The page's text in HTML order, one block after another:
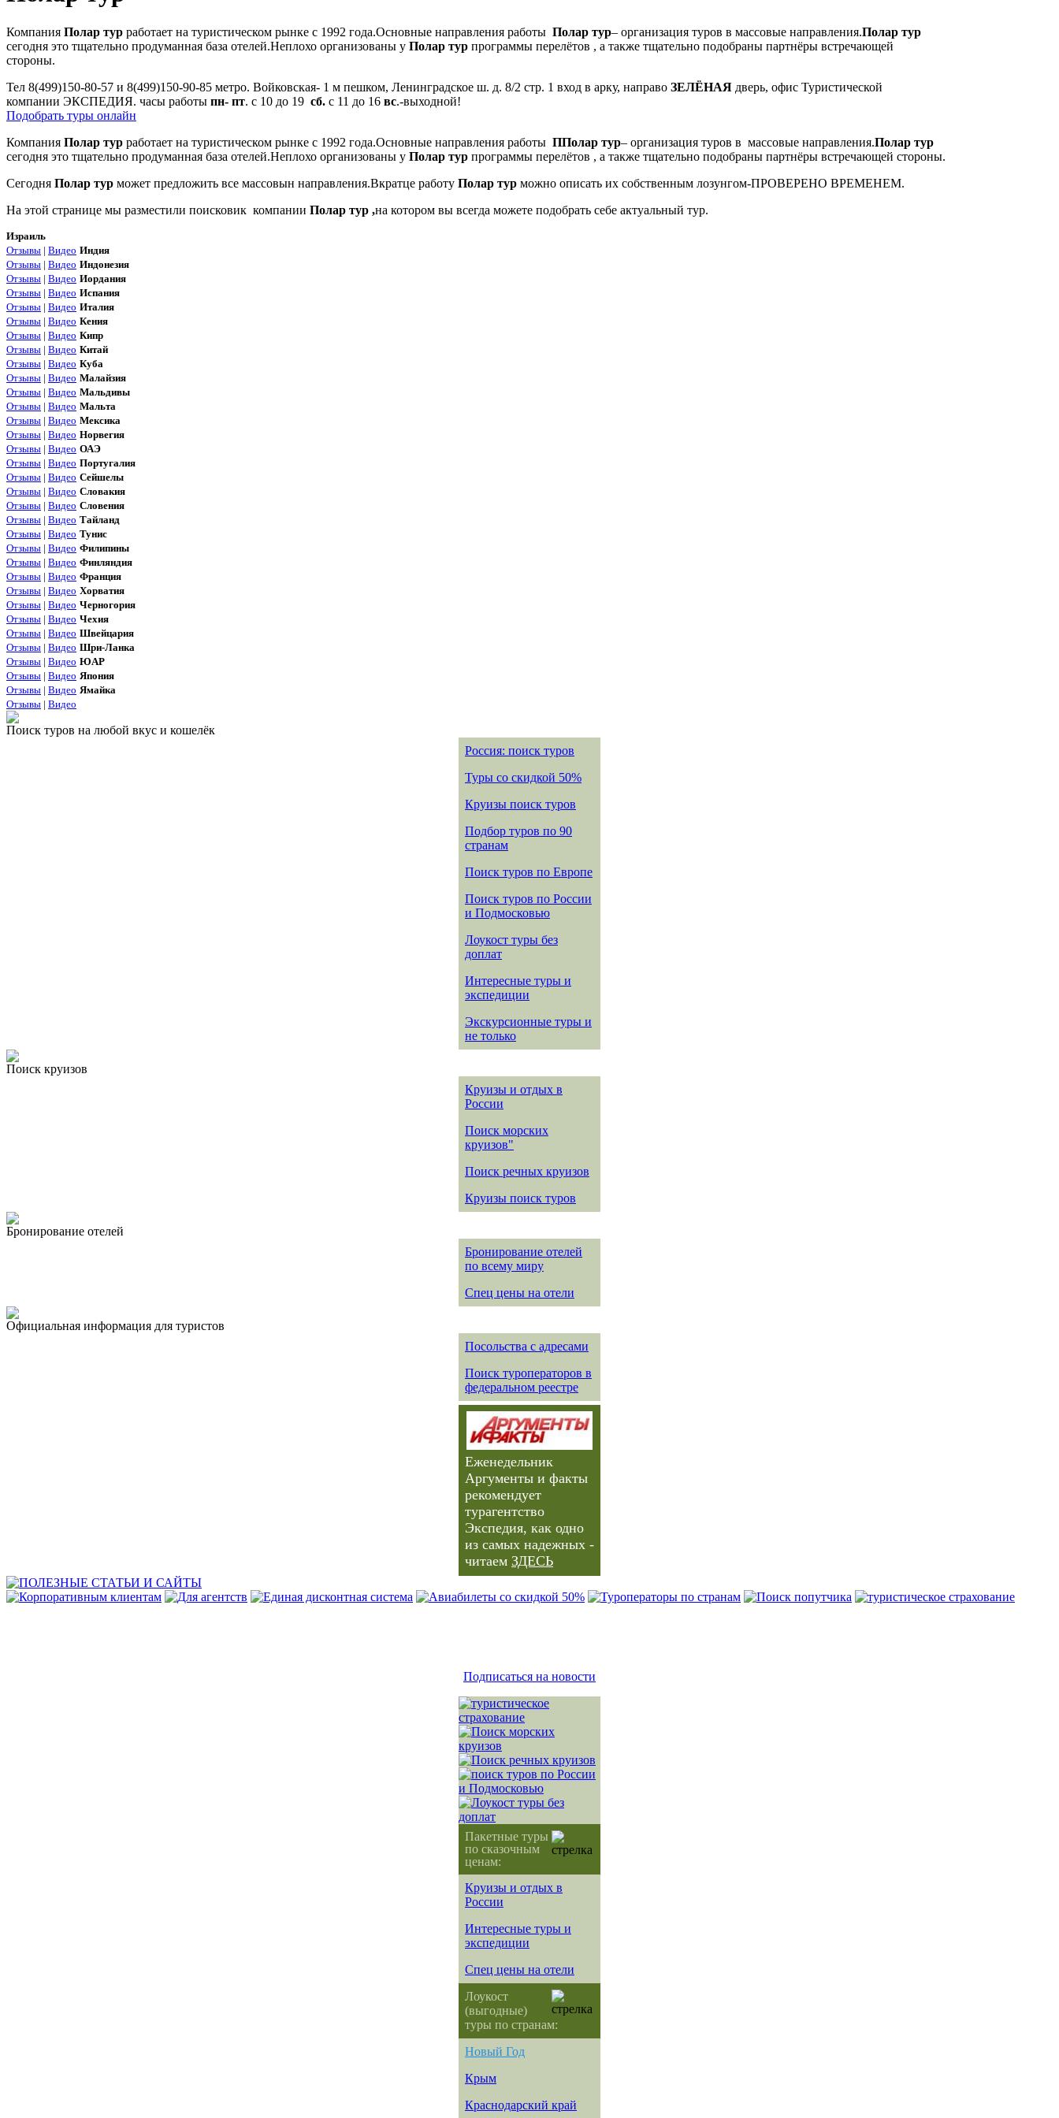
Компания Полар тур работает на туристическом рынке с 1992 года.Основные направления работы Полар тур– организация туров в массовые направления.Полар тур
сегодня это тщательно продуманная база отелей.Неплохо организованы у Полар тур программы перелётов , а также тщательно подобраны партнёры встречающей
стороны.
Тел 8(499)150-80-57 и 8(499)150-90-85 метро. Войковская- 1 м пешком, Ленинградское ш. д. 8/2 стр. 1 вход в арку, направо ЗЕЛЁНАЯ дверь, офис Туристической
компании ЭКСПЕДИЯ. часы работы пн- пт. с 10 до 19 сб. с 11 до 16 вс.-выходной!
Подобрать туры онлайн
Компания Полар тур работает на туристическом рынке с 1992 года.Основные направления работы ППолар тур– организация туров в массовые направления.Полар тур
сегодня это тщательно продуманная база отелей.Неплохо организованы у Полар тур программы перелётов , а также тщательно подобраны партнёры встречающей стороны.
Сегодня Полар тур может предложить все массовын направления.Вкратце работу Полар тур можно описать их собственным лозунгом-ПРОВЕРЕНО ВРЕМЕНЕМ.
На этой странице мы разместили поисковик компании Полар тур ,на котором вы всегда можете подобрать себе актуальный тур.
Израиль
Отзывы | Видео Индия
Отзывы | Видео Индонезия
Отзывы | Видео Иордания
Отзывы | Видео Испания
Отзывы | Видео Италия
Отзывы | Видео Кения
Отзывы | Видео Кипр
Отзывы | Видео Китай
Отзывы | Видео Куба
Отзывы | Видео Малайзия
Отзывы | Видео Мальдивы
Отзывы | Видео Мальта
Отзывы | Видео Мексика
Отзывы | Видео Норвегия
Отзывы | Видео ОАЭ
Отзывы | Видео Португалия
Отзывы | Видео Сейшелы
Отзывы | Видео Словакия
Отзывы | Видео Словения
Отзывы | Видео Тайланд
Отзывы | Видео Тунис
Отзывы | Видео Филипины
Отзывы | Видео Финляндия
Отзывы | Видео Франция
Отзывы | Видео Хорватия
Отзывы | Видео Черногория
Отзывы | Видео Чехия
Отзывы | Видео Швейцария
Отзывы | Видео Шри-Ланка
Отзывы | Видео ЮАР
Отзывы | Видео Япония
Отзывы | Видео Ямайка
Отзывы | Видео
Поиск туров на любой вкус и кошелёк
Россия: поиск туров
Туры со скидкой 50%
Круизы поиск туров
Подбор туров по 90
странам
Поиск туров по Европе
Поиск туров по России
и Подмосковью
Лоукост туры без
доплат
Интересные туры и
экспедиции
Экскурсионные туры и
не только
Поиск круизов
Круизы и отдых в
России
Поиск морских
круизов"
Поиск речных круизов
Круизы поиск туров
Бронирование отелей
Бронирование отелей
по всему миру
Спец цены на отели
Официальная информация для туристов
Посольства с адресами
Поиск туроператоров в
федеральном реестре
Еженедельник
Аргументы и факты
рекомендует
турагентство
Экспедия, как одно
из самых надежных -
читаем ЗДЕСЬ
Подписаться на новости
Пакетные туры
по сказочным
ценам:
Круизы и отдых в
России
Интересные туры и
экспедиции
Спец цены на отели
Лоукост
(выгодные)
туры по странам:
Новый Год
Крым
Краснодарский край